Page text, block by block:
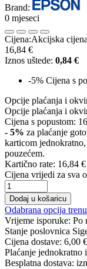
Brand:
0 mjeseci
Cijena:Akcijska
16,84 €
Iznos uštede: 0,84 €
-5% Cijena s
Opcije plaćanja i
Opcije plaćanja i
Cijena s popustom:
- 5% za plaćanje
karticom
pouzećem.
Kartično rate: 16,84 €
Cijena vrijedi za sva
Dodaj u košaricu
Odabrana opcija
Vrijeme isporuke: Po
Stanje poslovnica
Cijena dostave: 6,00 €
Plaćanje jednokratno
Besplatna dostava: